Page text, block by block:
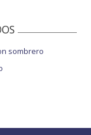
sombrero